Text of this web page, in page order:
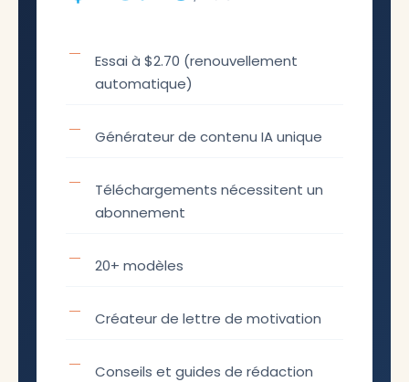
Essai à $2.70 (renouvellement
automatique)
Générateur de contenu IA unique
Téléchargements nécessitent un
abonnement
20+ modèles
Créateur de lettre de motivation
Conseils et guides de rédaction